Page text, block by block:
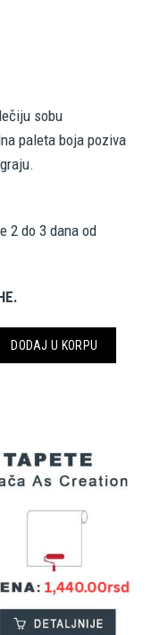
1,225.00 RSD.
sobu
paleta boja poziva
2 do 3 dana od
BORDURE 358361 količina
DODAJ U KORPU